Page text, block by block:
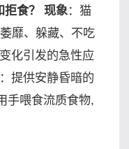
食？ 现象：猫
靡、躲藏、不吃
化引发的急性应
提供安静昏暗的
手喂食流质食物,